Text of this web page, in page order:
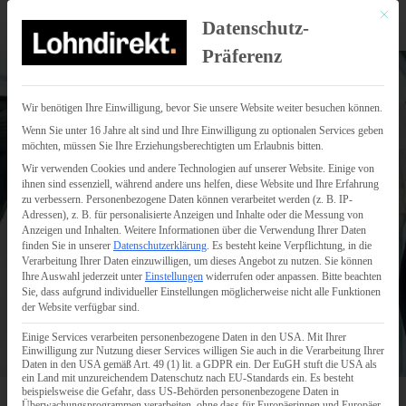
Mit
Datenschutz-
Präferenz
Wir benötigen Ihre Einwilligung, bevor Sie unsere Website weiter besuchen können.
Wenn Sie unter 16 Jahre alt sind und Ihre Einwilligung zu optionalen Services geben
möchten, müssen Sie Ihre Erziehungsberechtigten um Erlaubnis bitten.
Wir verwenden Cookies und andere Technologien auf unserer Website. Einige von
ihnen sind essenziell, während andere uns helfen, diese Website und Ihre Erfahrung
zu verbessern. Personenbezogene Daten können verarbeitet werden (z. B. IP-
Adressen), z. B. für personalisierte Anzeigen und Inhalte oder die Messung von
Anzeigen und Inhalten. Weitere Informationen über die Verwendung Ihrer Daten
finden Sie in unserer Datenschutzerklärung. Es besteht keine Verpflichtung, in die
Verarbeitung Ihrer Daten einzuwilligen, um dieses Angebot zu nutzen. Sie können
Ihre Auswahl jederzeit unter Einstellungen widerrufen oder anpassen. Bitte beachten
Sie, dass aufgrund individueller Einstellungen möglicherweise nicht alle Funktionen
der Website verfügbar sind.
Einige Services verarbeiten personenbezogene Daten in den USA. Mit Ihrer
Einwilligung zur Nutzung dieser Services willigen Sie auch in die Verarbeitung Ihrer
Daten in den USA gemäß Art. 49 (1) lit. a GDPR ein. Der EuGH stuft die USA als
ein Land mit unzureichendem Datenschutz nach EU-Standards ein. Es besteht
beispielsweise die Gefahr, dass US-Behörden personenbezogene Daten in